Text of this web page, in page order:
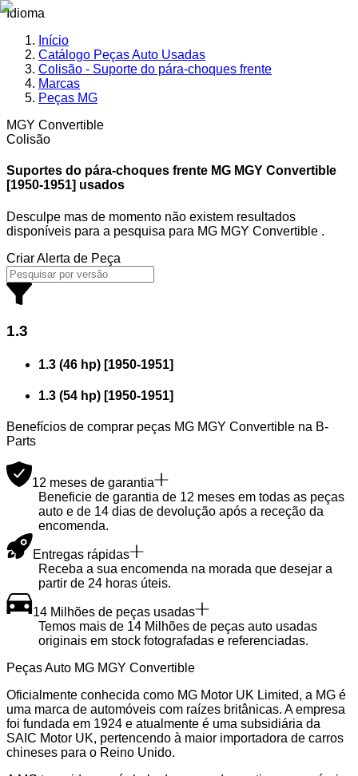
Idioma
Início
Catálogo Peças Auto Usadas
Colisão - Suporte do pára-choques frente
Marcas
Peças MG
MGY Convertible
Colisão
Suportes do pára-choques frente MG MGY Convertible
[1950-1951] usados
Desculpe mas de momento não existem resultados
disponíveis para a pesquisa para MG MGY Convertible .
Criar Alerta de Peça
1.3
1.3 (46 hp) [1950-1951]
1.3 (54 hp) [1950-1951]
Benefícios de comprar peças MG MGY Convertible na B-
Parts
12 meses de garantia
Beneficie de garantia de 12 meses em todas as peças
auto e de 14 dias de devolução após a receção da
encomenda.
Entregas rápidas
Receba a sua encomenda na morada que desejar a
partir de 24 horas úteis.
14 Milhões de peças usadas
Temos mais de 14 Milhões de peças auto usadas
originais em stock fotografadas e referenciadas.
Peças Auto MG MGY Convertible
Oficialmente conhecida como MG Motor UK Limited, a MG é
uma marca de automóveis com raízes britânicas. A empresa
foi fundada em 1924 e atualmente é uma subsidiária da
SAIC Motor UK, pertencendo à maior importadora de carros
chineses para o Reino Unido.